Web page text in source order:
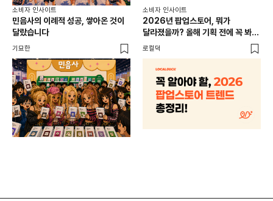
소비자 인사이트
민음사의 이례적 성공, 쌓아온 것이
달랐습니다
기묘한
소비자 인사이트
2026년 팝업스토어, 뭐가
달라졌을까? 올해 기획 전에 꼭 봐야
할 트렌드 4가지
로컬덕